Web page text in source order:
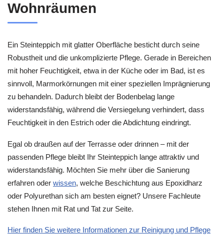
Wohnräumen
Ein Steinteppich mit glatter Oberfläche besticht durch seine
Robustheit und die unkomplizierte Pflege. Gerade in Bereichen
mit hoher Feuchtigkeit, etwa in der Küche oder im Bad, ist es
sinnvoll, Marmorkörnungen mit einer speziellen Imprägnierung
zu behandeln. Dadurch bleibt der Bodenbelag lange
widerstandsfähig, während die Versiegelung verhindert, dass
Feuchtigkeit in den Estrich oder die Abdichtung eindringt.
Egal ob draußen auf der Terrasse oder drinnen – mit der
passenden Pflege bleibt Ihr Steinteppich lange attraktiv und
widerstandsfähig. Möchten Sie mehr über die Sanierung
erfahren oder wissen, welche Beschichtung aus Epoxidharz
oder Polyurethan sich am besten eignet? Unsere Fachleute
stehen Ihnen mit Rat und Tat zur Seite.
Hier finden Sie weitere Informationen zur Reinigung und Pflege